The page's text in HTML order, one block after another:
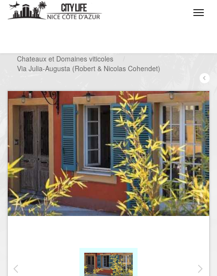
Chateaux et Domaines viticoles
Via Julia-Augusta (Robert & Nicolas Cohendet)